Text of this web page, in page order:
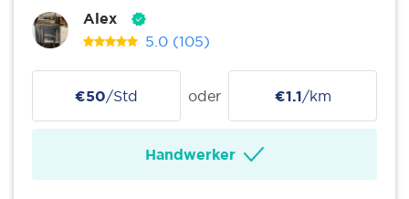
Alex
5.0 (105)
€50/Std oder €1.1/km
Handwerker